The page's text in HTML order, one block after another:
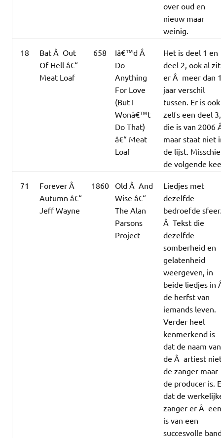
over oud en
nieuw maar
weinig.
18
Bat Â Out
Of Hell â€“
Meat Loaf
658
Iâ€™d Â
Do
Anything
For Love
(But I
Wonâ€™t
Do That)
â€“ Meat
Loaf
Het is deel 1 en
deel 2, ook al zit
er Â meer dan
jaar verschil
tussen. Er is ook
zelfs een deel 3,
die is van 2006
maar staat niet
de lijst.
de volgende
71
Forever Â
Autumn â€“
Jeff Wayne
1860
Old Â And
Wise â€“
The Alan
Parsons
Project
Liedjes met
dezelfde
bedroefde
Â Tekst die
dezelfde
somberheid en
gelatenheid
weergeven, in
beide liedjes in
de herfst van
iemands leven.
Verder heel
kenmerkend is
dat de naam van
de Â artiest
de zanger maar
de producer is.
dat de
zanger er Â
is van een
succesvolle